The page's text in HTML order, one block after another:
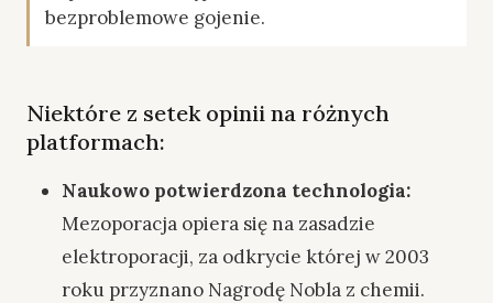
bezproblemowe gojenie.
Niektóre z setek opinii na różnych
platformach:
Naukowo potwierdzona technologia:
Mezoporacja opiera się na zasadzie
elektroporacji, za odkrycie której w 2003
roku przyznano Nagrodę Nobla z chemii.